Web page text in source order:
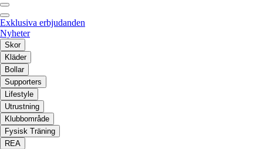
Exklusiva erbjudanden
Nyheter
Skor
Kläder
Bollar
Supporters
Lifestyle
Utrustning
Klubbområde
Fysisk Träning
REA